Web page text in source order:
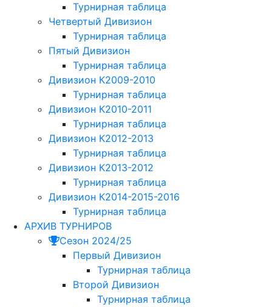
Турнирная таблица
Четвертый Дивизион
Турнирная таблица
Пятый Дивизион
Турнирная таблица
Дивизион К2009-2010
Турнирная таблица
Дивизион К2010-2011
Турнирная таблица
Дивизион К2012-2013
Турнирная таблица
Дивизион К2013-2012
Турнирная таблица
Дивизион К2014-2015-2016
Турнирная таблица
АРХИВ ТУРНИРОВ
Сезон 2024/25
Первый Дивизион
Турнирная таблица
Второй Дивизион
Турнирная таблица